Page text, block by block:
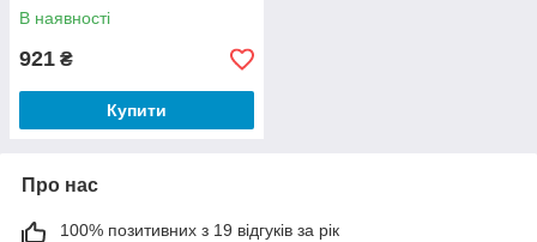
В наявності
921 ₴
Купити
Про нас
100% позитивних з 19 відгуків за рік